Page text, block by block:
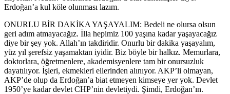
Erdoğan’a kul köle olunması lazım.
ONURLU BİR DAKİKA YAŞAYALIM: Bedeli ne olursa olsun
geri adım atmayacağız. İlla hepimiz 100 yaşına kadar yaşayacağız
diye bir şey yok. Allah’ın takdiridir. Onurlu bir dakika yaşayalım,
yüz yıl şerefsiz yaşamaktan iyidir. Biz böyle bir halkız. Memurlara,
doktorlara, öğretmenlere, akademisyenlere tam bir onursuzluk
dayatılıyor. İşleri, ekmekleri ellerinden alınıyor. AKP’li olmayan,
AKP’de olup da Erdoğan’a biat etmeyen kimseye yer yok. Devlet
1950’ye kadar devlet CHP’nin devletiydi. Şimdi, Erdoğan’ın.